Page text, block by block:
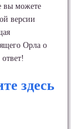
вы можете
версии
Орла о
здесь